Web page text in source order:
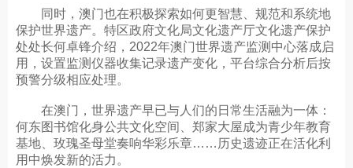
同时，澳门也在积极探索如何更智慧、规范和系统地
保护世界遗产。特区政府文化局文化遗产厅文化遗产保护
处处长何卓锋介绍，2022年澳门世界遗产监测中心落成启
用，设置监测仪器收集记录遗产变化，平台综合分析后按
预警分级相应处理。
在澳门，世界遗产早已与人们的日常生活融为一体：
何东图书馆化身公共文化空间、郑家大屋成为青少年教育
基地、玫瑰圣母堂奏响华彩乐章……历史遗迹正在活化利
用中焕发新的活力。